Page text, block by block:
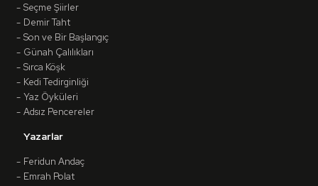
Seçme Şiirler
Demir Taht
Son ve Bir Başlangıç
Günah Çalılıkları
Sırca Köşk
Kedi Tedirginliği
Yaz Öyküleri
Adsız Pencereler
Yazarlar
Feridun Andaç
Emrah Polat